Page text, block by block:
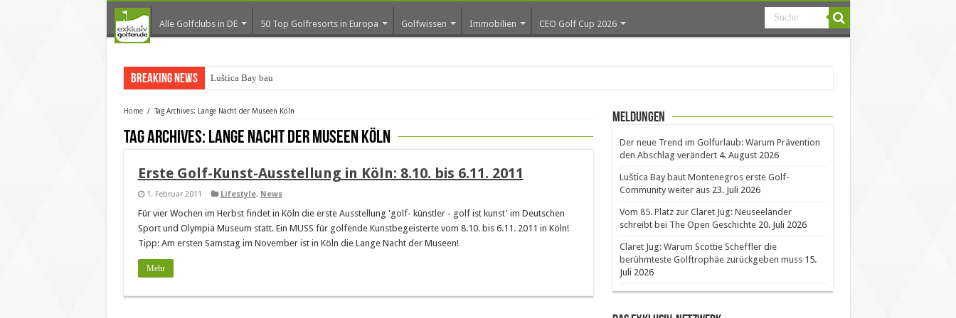
Alle Golfclubs in DE 50 Top Golfresorts in Europa Golfwissen Immobilien CEO Golf Cup 2026
Breaking News Luštica Bay baut Monte
Home / Tag Archives: Lange Nacht der Museen Köln
Tag Archives: Lange Nacht der Museen Köln
Erste Golf-Kunst-Ausstellung in Köln: 8.10. bis 6.11. 2011
1. Februar 2011 Lifestyle, News
Für vier Wochen im Herbst findet in Köln die erste Ausstellung 'golf- künstler - golf ist kunst' im Deutschen
Sport und Olympia Museum statt. Ein MUSS für golfende Kunstbegeisterte vom 8.10. bis 6.11. 2011 in Köln!
Tipp: Am ersten Samstag im November ist in Köln die Lange Nacht der Museen!
Mehr
Meldungen
Der neue Trend im Golfurlaub: Warum Prävention
den Abschlag verändert 4. August 2026
Luštica Bay baut Montenegros erste Golf-
Community weiter aus 23. Juli 2026
Vom 85. Platz zur Claret Jug: Neuseeländer
schreibt bei The Open Geschichte 20. Juli 2026
Claret Jug: Warum Scottie Scheffler die
berühmteste Golftrophäe zurückgeben muss 15.
Juli 2026